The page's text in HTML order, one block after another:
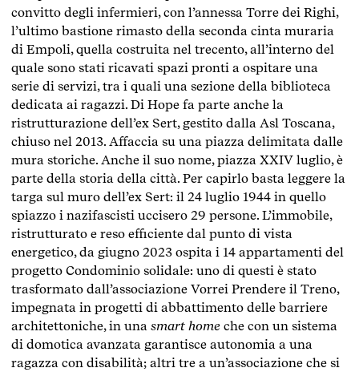
convitto degli infermieri, con l’annessa Torre dei Righi,
l’ultimo bastione rimasto della seconda cinta muraria
di Empoli, quella costruita nel trecento, all’interno del
quale sono stati ricavati spazi pronti a ospitare una
serie di servizi, tra i quali una sezione della biblioteca
dedicata ai ragazzi. Di Hope fa parte anche la
ristrutturazione dell’ex Sert, gestito dalla Asl Toscana,
chiuso nel 2013. Affaccia su una piazza delimitata dalle
mura storiche. Anche il suo nome, piazza XXIV luglio, è
parte della storia della città. Per capirlo basta leggere la
targa sul muro dell’ex Sert: il 24 luglio 1944 in quello
spiazzo i nazifascisti uccisero 29 persone. L’immobile,
ristrutturato e reso efficiente dal punto di vista
energetico, da giugno 2023 ospita i 14 appartamenti del
progetto Condominio solidale: uno di questi è stato
trasformato dall’associazione Vorrei Prendere il Treno,
impegnata in progetti di abbattimento delle barriere
architettoniche, in una smart home che con un sistema
di domotica avanzata garantisce autonomia a una
ragazza con disabilità; altri tre a un’associazione che si